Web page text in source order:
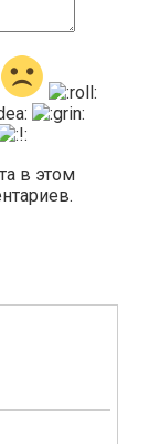
в этом